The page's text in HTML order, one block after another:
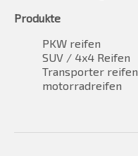
Produkte
PKW reifen
SUV / 4x4 Reifen
Transporter reifen
motorradreifen